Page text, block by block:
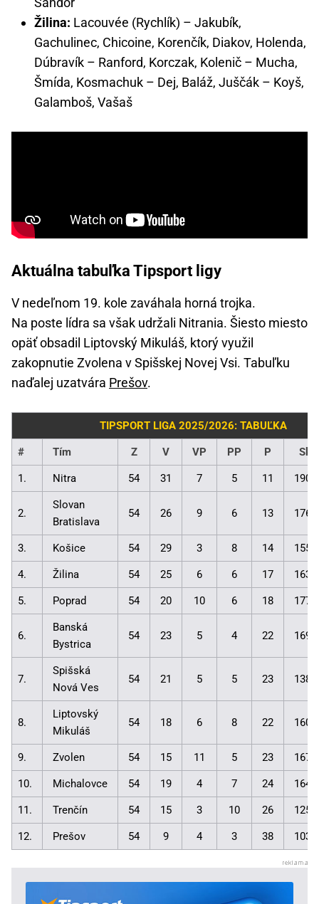
Žilina: Lacouvée (Rychlík) – Jakubík,
Gachulinec, Chicoine, Korenčík, Diakov, Holenda,
Dúbravík – Ranford, Korczak, Kolenič – Mucha,
Šmída, Kosmachuk – Dej, Baláž, Juščák – Koyš,
Galamboš, Vašaš
Aktuálna tabuľka Tipsport ligy
V nedeľnom 19. kole zaváhala horná trojka.
Na poste lídra sa však udržali Nitrania. Šiesto miesto
opäť obsadil Liptovský Mikuláš, ktorý využil
zakopnutie Zvolena v Spišskej Novej Vsi. Tabuľku
naďalej uzatvára Prešov.
TIPSPORT LIGA 2025/2026: TABUĽKA
# Tím Z V VP PP P
1. Nitra 54 31 7 5 11
2.
Slovan
Bratislava
54 26 9 6 13
3. Košice 54 29 3 8 14
4. Žilina 54 25 6 6 17
5. Poprad 54 20 10 6 18
6.
Banská
Bystrica
54 23 5 4 22
7.
Spišská
Nová Ves
54 21 5 5 23
8.
Liptovský
Mikuláš
54 18 6 8 22
9. Zvolen 54 15 11 5 23
10. Michalovce 54 19 4 7 24
11. Trenčín 54 15 3 10 26
12. Prešov 54 9 4 3 38